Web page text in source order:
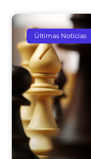
Últimas Notícias